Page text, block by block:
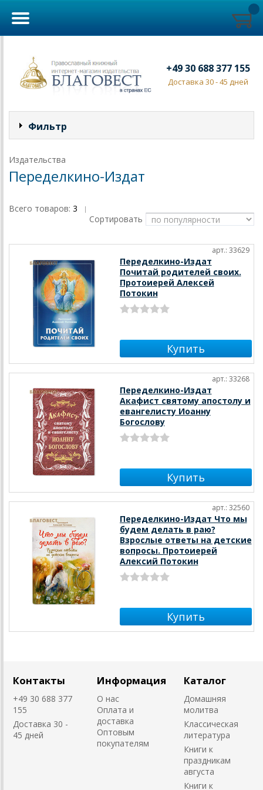
+49 30 688 377 155
Доставка 30 - 45 дней
Фильтр
Издательства
Переделкино-Издат
Всего товаров: 3 |
Сортировать
арт.: 33629
Переделкино-Издат
Почитай родителей своих.
Протоиерей Алексей
Потокин
арт.: 33268
Переделкино-Издат
Акафист святому апостолу и
евангелисту Иоанну
Богослову
арт.: 32560
Переделкино-Издат Что мы
будем делать в раю?
Взрослые ответы на детские
вопросы. Протоиерей
Алексий Потокин
Контакты
+49 30 688 377
155
Доставка 30 -
45 дней
Информация
О нас
Оплата и
доставка
Оптовым
покупателям
Каталог
Домашняя
молитва
Классическая
литература
Книги к
праздникам
августа
Книги к